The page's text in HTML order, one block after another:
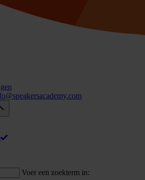
Voer een zoekterm in: